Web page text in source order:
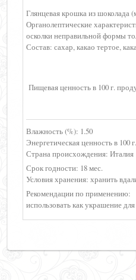
Глянцевая крошка из шоколада
Органолептические
осколки неправильной формы
Состав: сахар, какао тертое,
Пищевая ценность в 100 г.
Влажность (%): 1.50
Энергетическая ценность в 100
Страна происхождения: Италия
Срок годности: 18 мес.
Условия хранения: хранить
Рекомендации по применению:
использовать как украшение